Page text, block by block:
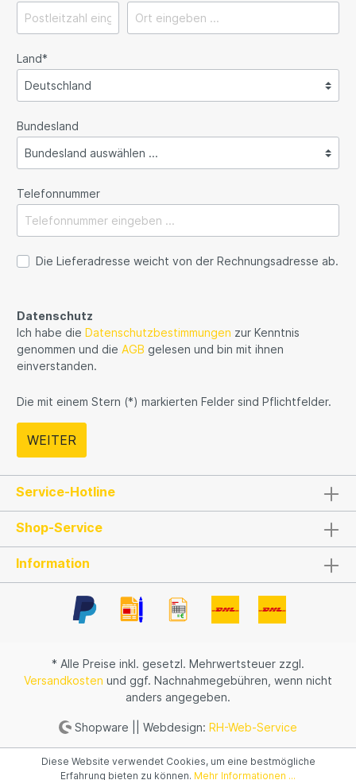
Land*
Bundesland
Telefonnummer
Die Lieferadresse weicht von der Rechnungsadresse ab.
Datenschutz
Ich habe die Datenschutzbestimmungen zur Kenntnis
genommen und die AGB gelesen und bin mit ihnen
einverstanden.
Die mit einem Stern (*) markierten Felder sind Pflichtfelder.
WEITER
Service-Hotline
Shop-Service
Information
* Alle Preise inkl. gesetzl. Mehrwertsteuer zzgl.
Versandkosten und ggf. Nachnahmegebühren, wenn nicht
anders angegeben.
Shopware || Webdesign:RH-Web-Service
Diese Website verwendet Cookies, um eine bestmögliche
Erfahrung bieten zu können. Mehr Informationen ...